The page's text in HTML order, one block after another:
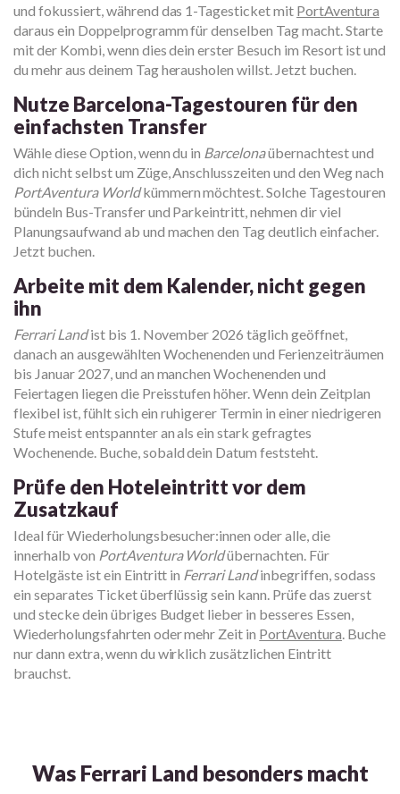
und fokussiert, während das 1-Tagesticket mit PortAventura
daraus ein Doppelprogramm für denselben Tag macht. Starte
mit der Kombi, wenn dies dein erster Besuch im Resort ist und
du mehr aus deinem Tag herausholen willst. Jetzt buchen.
Nutze Barcelona-Tagestouren für den
einfachsten Transfer
Wähle diese Option, wenn du in Barcelonaübernachtest und
dich nicht selbst um Züge, Anschlusszeiten und den Weg nach
PortAventura Worldkümmern möchtest. Solche Tagestouren
bündeln Bus-Transfer und Parkeintritt, nehmen dir viel
Planungsaufwand ab und machen den Tag deutlich einfacher.
Jetzt buchen.
Arbeite mit dem Kalender, nicht gegen
ihn
Ferrari Landist bis 1. November 2026 täglich geöffnet,
danach an ausgewählten Wochenenden und Ferienzeiträumen
bis Januar 2027, und an manchen Wochenenden und
Feiertagen liegen die Preisstufen höher. Wenn dein Zeitplan
flexibel ist, fühlt sich ein ruhigerer Termin in einer niedrigeren
Stufe meist entspannter an als ein stark gefragtes
Wochenende. Buche, sobald dein Datum feststeht.
Prüfe den Hoteleintritt vor dem
Zusatzkauf
Ideal für Wiederholungsbesucher:innen oder alle, die
innerhalb von PortAventura Worldübernachten. Für
Hotelgäste ist ein Eintritt in Ferrari Landinbegriffen, sodass
ein separates Ticket überflüssig sein kann. Prüfe das zuerst
und stecke dein übriges Budget lieber in besseres Essen,
Wiederholungsfahrten oder mehr Zeit in PortAventura . Buche
nur dann extra, wenn du wirklich zusätzlichen Eintritt
brauchst.
Was Ferrari Land besonders macht